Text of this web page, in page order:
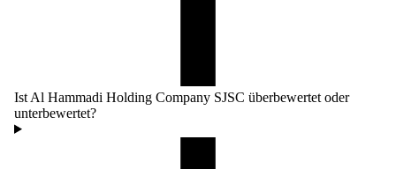
Ist Al Hammadi Holding Company SJSC überbewertet oder
unterbewertet?